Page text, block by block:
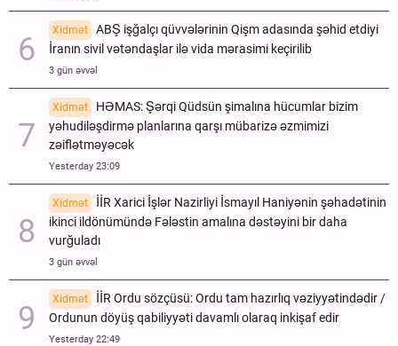
Xidmət
ABŞ işğalçı qüvvələrinin Qişm adasında şəhid etdiyi
İranın sivil vətəndaşlar ilə vida mərasimi keçirilib
3 gün əvvəl
Xidmət
HƏMAS: Şərqi Qüdsün şimalına hücumlar bizim
yəhudiləşdirmə planlarına qarşı mübarizə əzmimizi
zəiflətməyəcək
Yesterday 23:09
Xidmət
İİR Xarici İşlər Nazirliyi İsmayıl Haniyənin şəhadətinin
ikinci ildönümündə Fələstin amalına dəstəyini bir daha
vurğuladı
3 gün əvvəl
Xidmət
İİR Ordu sözçüsü: Ordu tam hazırlıq vəziyyətindədir /
Ordunun döyüş qabiliyyəti davamlı olaraq inkişaf edir
Yesterday 22:49